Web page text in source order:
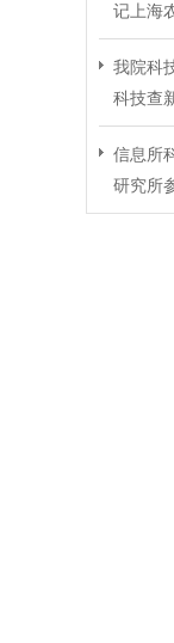
记上海
我院科
科技查
信息所
研究所